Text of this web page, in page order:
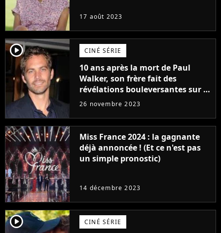
17 août 2023
player2 CINÉ SÉRIE
10 ans après la mort de Paul
Walker, son frère fait des
révélations bouleversantes sur la
réaction des acteurs de Fast and
26 novembre 2023
Miss France 2024 : la gagnante
déjà annoncée ! (Et ce n'est pas
un simple pronostic)
14 décembre 2023
player2 CINÉ SÉRIE